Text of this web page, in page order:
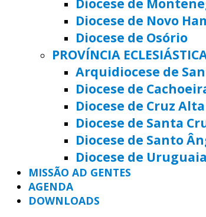
Diocese de
Diocese de Novo
Diocese de Osório
PROVÍNCIA
Arquidiocese de
Diocese de
Diocese de Cruz Alta
Diocese de Santa
Diocese de Santo
Diocese de
MISSÃO AD GENTES
AGENDA
DOWNLOADS